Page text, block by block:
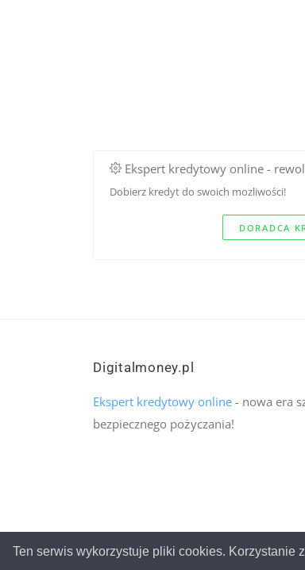
Ten serwis wykorzystuje pliki cookies. Korzystanie
Ekspert kredytowy online -
Dobierz kredyt do swoich mozliwości!
DORADCA
Digitalmoney.pl
Ekspert kredytowy online - nowa era
bezpiecznego pożyczania!